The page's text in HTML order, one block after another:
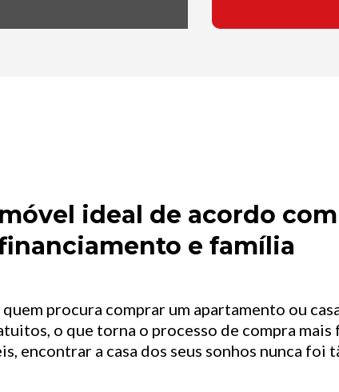
ideal de acordo
e família
procura comprar um apartamento ou
o que torna o processo de compra mais
encontrar a casa dos seus sonhos nunca foi